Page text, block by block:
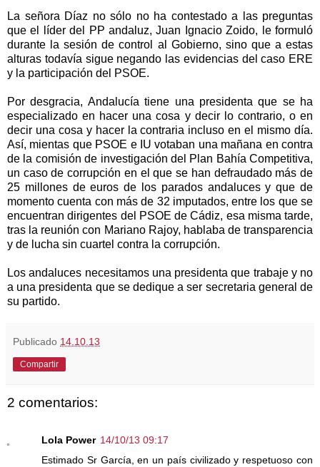
La señora Díaz no sólo no ha contestado a las preguntas
que el líder del PP andaluz, Juan Ignacio Zoido, le formuló
durante la sesión de control al Gobierno, sino que a estas
alturas todavía sigue negando las evidencias del caso ERE
y la participación del PSOE.
Por desgracia, Andalucía tiene una presidenta que se ha
especializado en hacer una cosa y decir lo contrario, o en
decir una cosa y hacer la contraria incluso en el mismo día.
Así, mientas que PSOE e IU votaban una mañana en contra
de la comisión de investigación del Plan Bahía Competitiva,
un caso de corrupción en el que se han defraudado más de
25 millones de euros de los parados andaluces y que de
momento cuenta con más de 32 imputados, entre los que se
encuentran dirigentes del PSOE de Cádiz, esa misma tarde,
tras la reunión con Mariano Rajoy, hablaba de transparencia
y de lucha sin cuartel contra la corrupción.
Los andaluces necesitamos una presidenta que trabaje y no
a una presidenta que se dedique a ser secretaria general de
su partido.
Publicado 14.10.13
Compartir
2 comentarios:
Lola Power 14/10/13 09:17
Estimado Sr García, en un país civilizado y respetuoso con